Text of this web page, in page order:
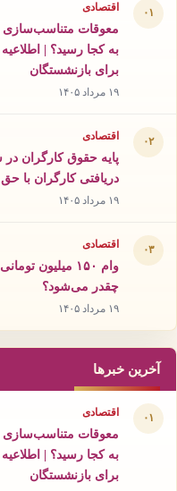
۰۱ اقتصادی
معوقات متناسب‌سازی
به کجا رسید؟ |
برای بازنشستگان
۱۹ مرداد ۱۴۰۵
۰۲ اقتصادی
پایه حقوق کارگران
دریافتی کارگران با
۱۹ مرداد ۱۴۰۵
۰۳ اقتصادی
چقدر می‌شود؟
۱۹ مرداد ۱۴۰۵
آخرین خبرها
۰۱ اقتصادی
معوقات متناسب‌سازی
به کجا رسید؟ |
برای بازنشستگان